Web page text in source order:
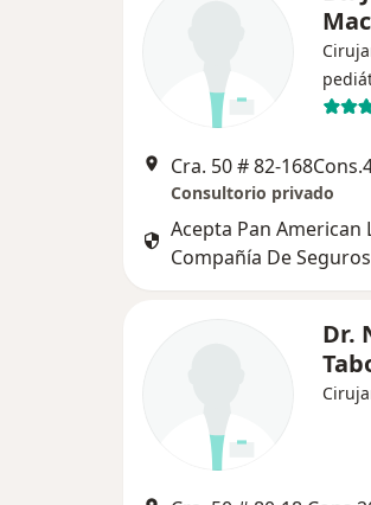
Cra. 50 # 82-
Consultorio privado
Acepta Pan American
Compañía De Seguros
Dr.